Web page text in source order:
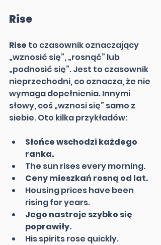
Rise
Rise to czasownik oznaczający
„wznosić się”, „rosnąć” lub
„podnosić się”. Jest to czasownik
nieprzechodni, co oznacza, że nie
wymaga dopełnienia. Innymi
słowy, coś „wznosi się” samo z
siebie. Oto kilka przykładów:
Słońce wschodzi każdego
ranka.
The sun rises every morning.
Ceny mieszkań rosną od lat.
Housing prices have been
rising for years.
Jego nastroje szybko się
poprawiły.
His spirits rose quickly.